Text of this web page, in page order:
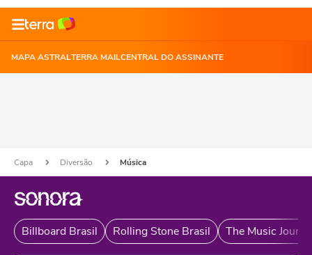
MAPA ASTRALTERRA MAILCENTRAL DO ASSINANTE
Capa Diversão Música
Billboard Brasil Rolling Stone Brasil The Music